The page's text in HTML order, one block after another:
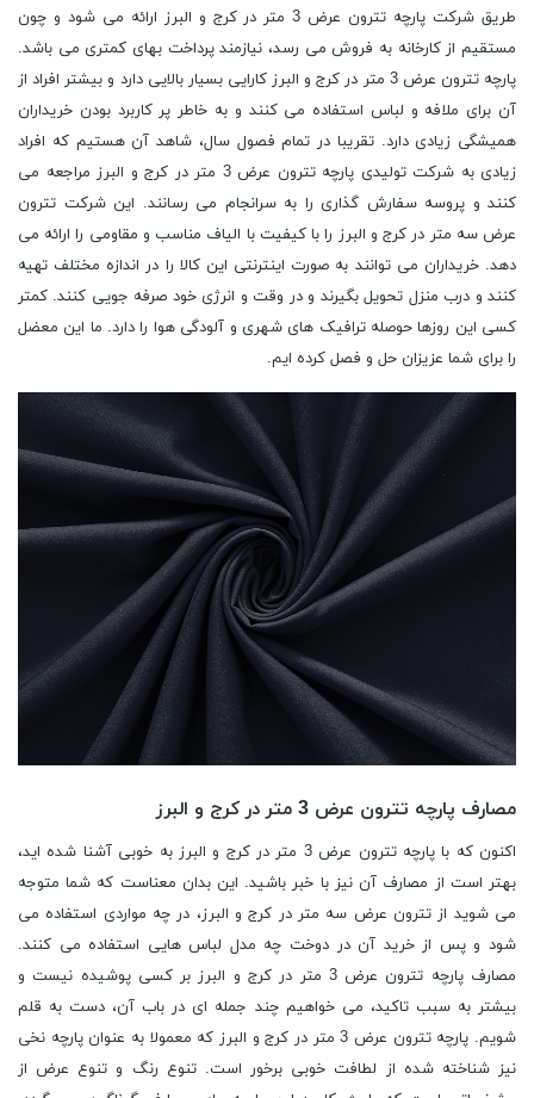
طریق شرکت پارچه تترون عرض 3 متر در کرج و البرز ارائه می شود و چون
مستقیم از کارخانه به فروش می رسد، نیازمند پرداخت بهای کمتری می باشد.
پارچه تترون عرض 3 متر در کرج و البرز کارایی بسیار بالایی دارد و بیشتر افراد از
آن برای ملافه و لباس استفاده می کنند و به خاطر پر کاربرد بودن خریداران
همیشگی زیادی دارد. تقریبا در تمام فصول سال، شاهد آن هستیم که افراد
زیادی به شرکت تولیدی پارچه تترون عرض 3 متر در کرج و البرز مراجعه می
کنند و پروسه سفارش گذاری را به سرانجام می رسانند. این شرکت تترون
عرض سه متر در کرج و البرز را با کیفیت با الیاف مناسب و مقاومی را ارائه می
دهد. خریداران می توانند به صورت اینترنتی این کالا را در اندازه مختلف تهیه
کنند و درب منزل تحویل بگیرند و در وقت و انرژی خود صرفه جویی کنند. کمتر
کسی این روزها حوصله ترافیک های شهری و آلودگی هوا را دارد. ما این معضل
را برای شما عزیزان حل و فصل کرده ایم.
مصارف پارچه تترون عرض 3 متر در کرج و البرز
اکنون که با پارچه تترون عرض 3 متر در کرج و البرز به خوبی آشنا شده اید،
بهتر است از مصارف آن نیز با خبر باشید. این بدان معناست که شما متوجه
می شوید از تترون عرض سه متر در کرج و البرز، در چه مواردی استفاده می
شود و پس از خرید آن در دوخت چه مدل لباس هایی استفاده می کنند.
مصارف پارچه تترون عرض 3 متر در کرج و البرز بر کسی پوشیده نیست و
بیشتر به سبب تاکید، می خواهیم چند جمله ای در باب آن، دست به قلم
شویم. پارچه تترون عرض 3 متر در کرج و البرز که معمولا به عنوان پارچه نخی
نیز شناخته شده از لطافت خوبی برخور است. تنوع رنگ و تنوع عرض از